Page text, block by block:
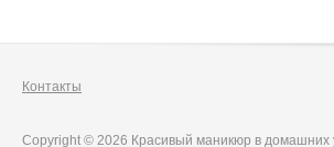
Контакты
Copyright © 2026 Красивый маникюр в домашних